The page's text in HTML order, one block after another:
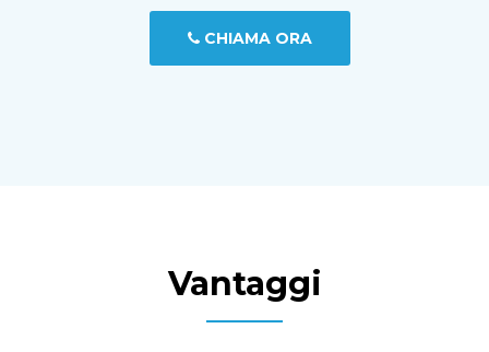
CHIAMA ORA
Vantaggi